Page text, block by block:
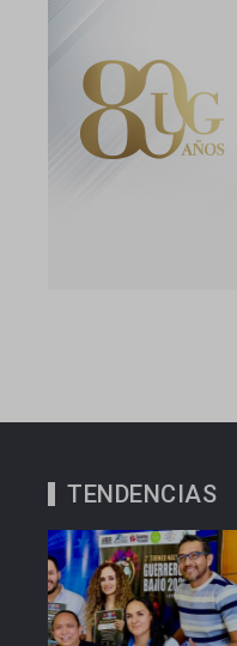
TENDENCIAS